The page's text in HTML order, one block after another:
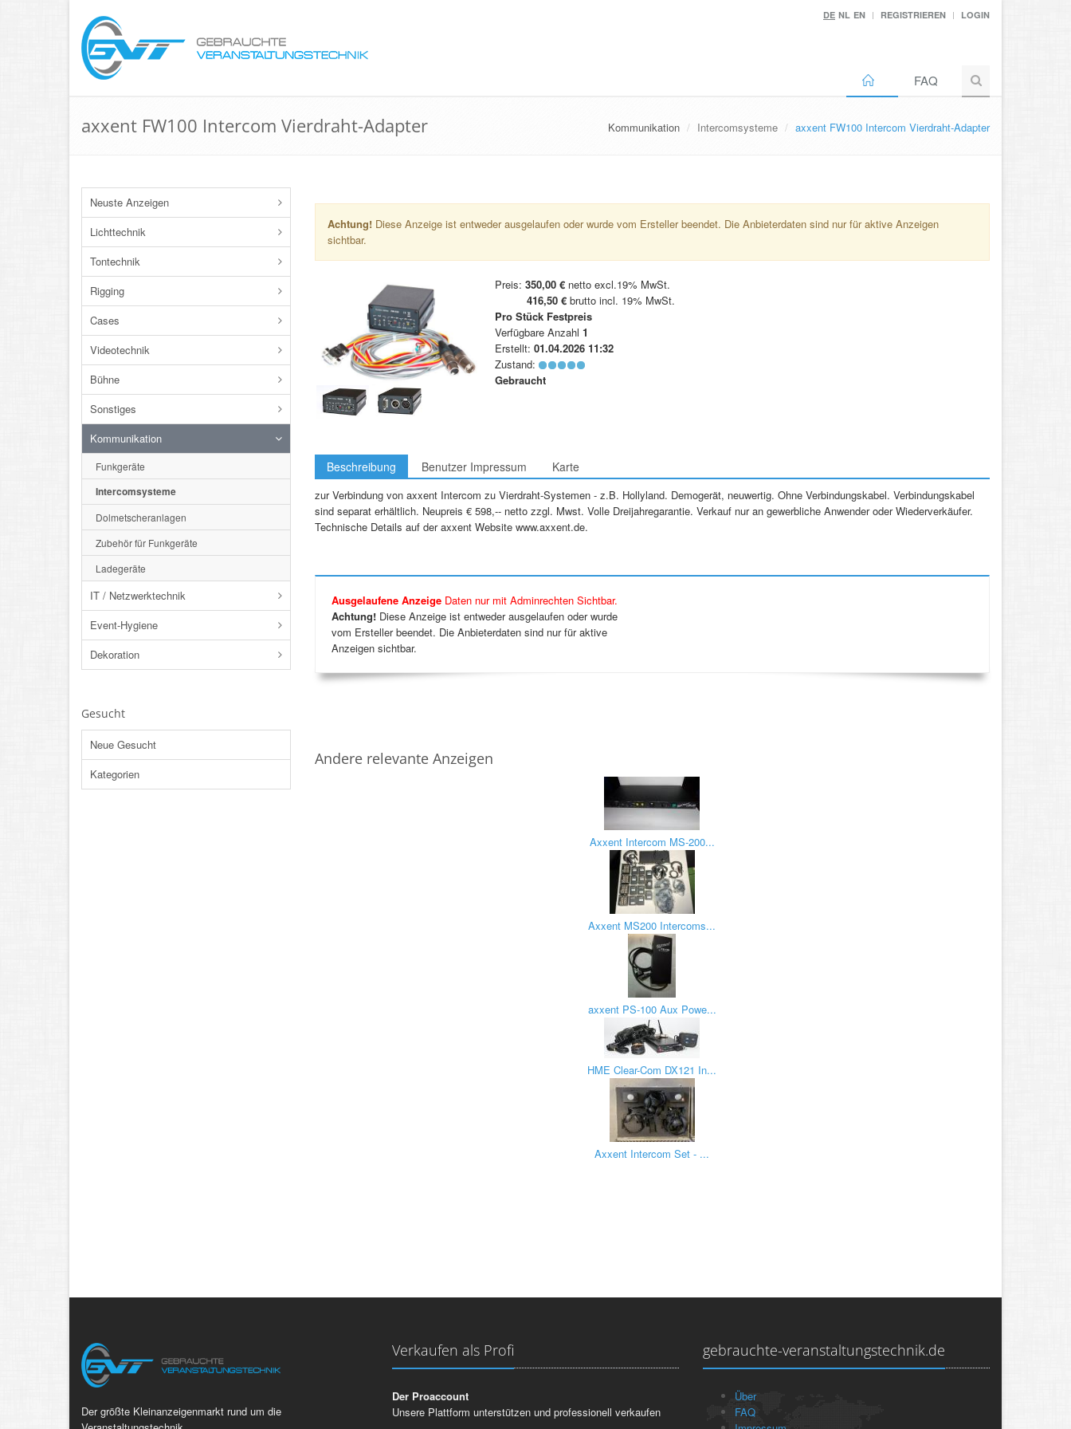
DE NL EN REGISTRIEREN LOGIN
FAQ
axxent FW100 Intercom Vierdraht-Adapter Kommunikation Intercomsysteme axxent FW100 Intercom Vierdraht-Adapter
Neuste Anzeigen
Lichttechnik
Tontechnik
Rigging
Cases
Videotechnik
Bühne
Sonstiges
Kommunikation
Funkgeräte
Intercomsysteme
Dolmetscheranlagen
Zubehör für Funkgeräte
Ladegeräte
IT / Netzwerktechnik
Event-Hygiene
Dekoration
Gesucht
Neue Gesucht
Kategorien
Achtung!Diese Anzeige ist entweder ausgelaufen oder wurde vom Ersteller beendet. Die Anbieterdaten sind nur für aktive Anzeigen
sichtbar.
Preis:350,00 € netto excl.19% MwSt.
416,50 € brutto incl. 19% MwSt.
Pro Stück Festpreis
Verfügbare Anzahl1
Erstellt:01.04.2026 11:32
Zustand:
Gebraucht
Beschreibung Benutzer Impressum Karte
zur Verbindung von axxent Intercom zu Vierdraht-Systemen - z.B. Hollyland. Demogerät, neuwertig. Ohne Verbindungskabel. Verbindungskabel
sind separat erhältlich. Neupreis € 598,-- netto zzgl. Mwst. Volle Dreijahregarantie. Verkauf nur an gewerbliche Anwender oder Wiederverkäufer.
Technische Details auf der axxent Website www.axxent.de.
Ausgelaufene AnzeigeDaten nur mit Adminrechten Sichtbar.
Achtung!Diese Anzeige ist entweder ausgelaufen oder wurde
vom Ersteller beendet. Die Anbieterdaten sind nur für aktive
Anzeigen sichtbar.
Andere relevante Anzeigen
Axxent Intercom MS-200...
Axxent MS200 Intercoms...
axxent PS-100 Aux Powe...
HME Clear-Com DX121 In...
Axxent Intercom Set - ...
Der größte Kleinanzeigenmarkt rund um die
Verkaufen als Profi
Der Proaccount
Unsere Plattform unterstützen und professionell verkaufen
gebrauchte-veranstaltungstechnik.de
Über
FAQ